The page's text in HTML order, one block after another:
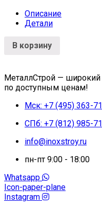
Описание
Детали
В корзину
МеталлСтрой — широкий
по доступным ценам!
Мск: +7 (495) 363-
СПб: +7 (812) 985-
info@inoxstroy.ru
пн-пт 9:00 - 18:00
Whatsapp
Icon-paper-plane
Instagram